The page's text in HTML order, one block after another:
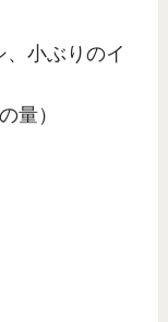
小ぶりのイ
量）